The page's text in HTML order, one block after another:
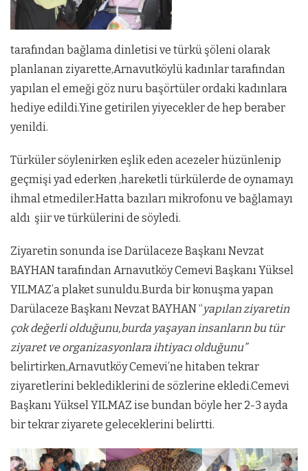
tarafından bağlama dinletisi ve türkü şöleni olarak
planlanan ziyarette,Arnavutköylü kadınlar tarafından
yapılan el emeği göz nuru başörtüler ordaki kadınlara
hediye edildi.Yine getirilen yiyecekler de hep beraber
yenildi.
Türküler söylenirken eşlik eden acezeler hüzünlenip
geçmişi yad ederken ,hareketli türkülerde de oynamayı
ihmal etmediler.Hatta bazıları mikrofonu ve bağlamayı
aldı şiir ve türkülerini de söyledi.
Ziyaretin sonunda ise Darülaceze Başkanı Nevzat
BAYHAN tarafından Arnavutköy Cemevi Başkanı Yüksel
YILMAZ’a plaket sunuldu.Burda bir konuşma yapan
Darülaceze Başkanı Nevzat BAYHAN “yapılan ziyaretin
çok değerli olduğunu,burda yaşayan insanların bu tür
ziyaret ve organizasyonlara ihtiyacı olduğunu”
belirtirken,Arnavutköy Cemevi’ne hitaben tekrar
ziyaretlerini beklediklerini de sözlerine ekledi.Cemevi
Başkanı Yüksel YILMAZ ise bundan böyle her 2-3 ayda
bir tekrar ziyarete geleceklerini belirtti.